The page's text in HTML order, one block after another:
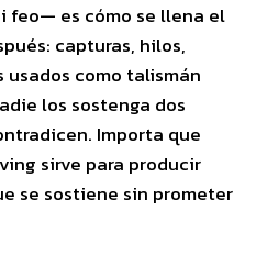
es cómo se llena el
capturas, hilos,
como talismán
los sostenga dos
Importa que
sirve para producir
se sostiene sin prometer